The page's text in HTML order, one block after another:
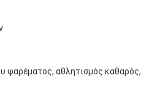
ψαρέματος, αθλητισμός καθαρός,